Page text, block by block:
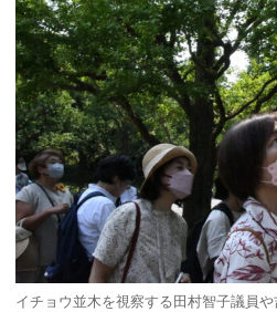
イチョウ並木を視察する田村智子議員や